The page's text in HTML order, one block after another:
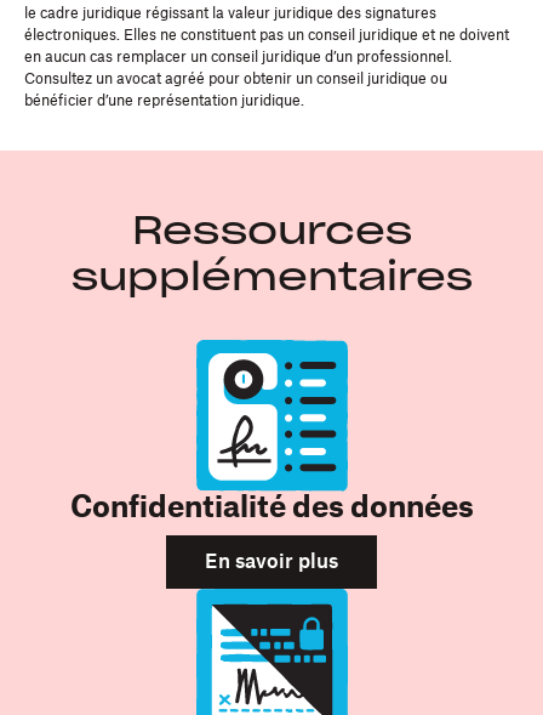
le cadre juridique régissant la valeur juridique des signatures
électroniques. Elles ne constituent pas un conseil juridique et ne doivent
en aucun cas remplacer un conseil juridique d’un professionnel.
Consultez un avocat agréé pour obtenir un conseil juridique ou
bénéficier d’une représentation juridique.
Ressources
supplémentaires
Confidentialité des données
En savoir plus